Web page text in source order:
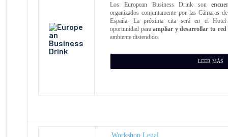
Los European Business Drink son
organizados conjuntamente por las Cámaras
España. La próxima cita será en el Hotel
oportunidad paraampliar y desarrollar tu red
ambiente distendido.
LEER MÁS
Workshop Legal